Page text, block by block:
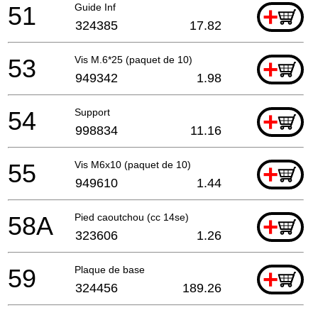
Guide Inf +
51 324385 17.82
Vis M.6*25 (paquet de 10) +
53 949342 1.98
Support +
54 998834 11.16
Vis M6x10 (paquet de 10) +
55 949610 1.44
Pied caoutchou (cc 14se) +
58A 323606 1.26
Plaque de base +
59 324456 189.26